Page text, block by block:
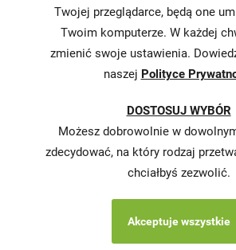
realizowanej
strategii
podatkowej
Karty
Butelkomaty
Twojej przeglądarce, będą one
Twoim komputerze. W każdej
zmienić swoje ustawienia.
naszej Polityce
DOSTOSUJ WYBÓR
Możesz dobrowolnie w
zdecydować, na który rodzaj
chciałbyś zezwolić.
Akceptuje wszystkie